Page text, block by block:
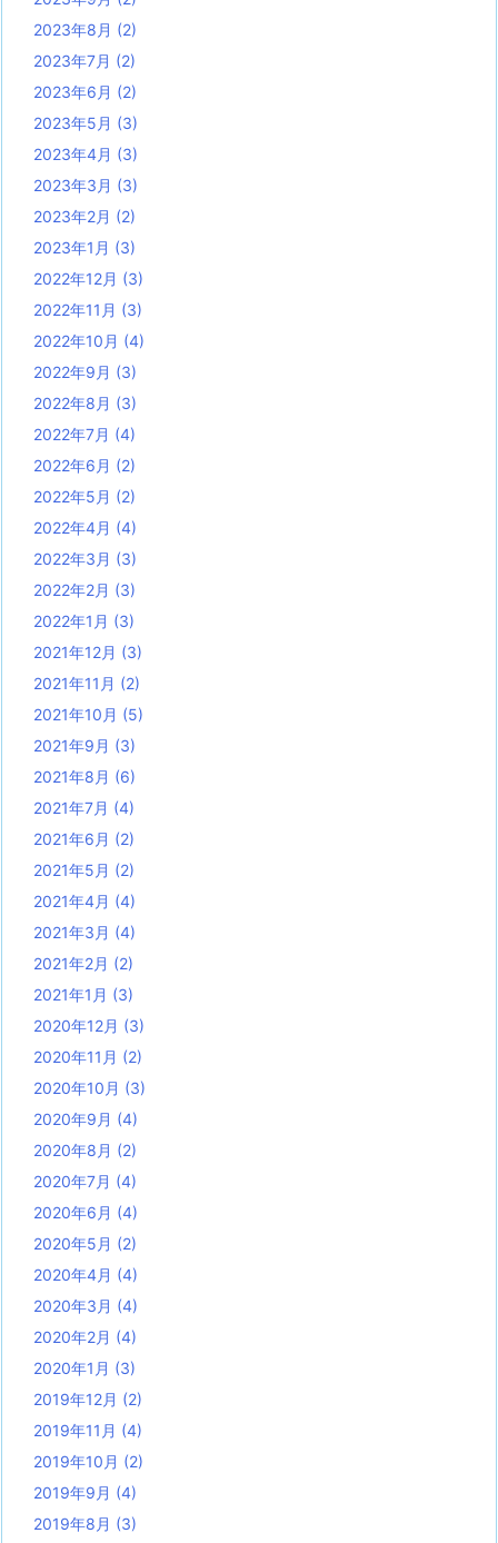
2023年8月 (2)
2023年7月 (2)
2023年6月 (2)
2023年5月 (3)
2023年4月 (3)
2023年3月 (3)
2023年2月 (2)
2023年1月 (3)
2022年12月 (3)
2022年11月 (3)
2022年10月 (4)
2022年9月 (3)
2022年8月 (3)
2022年7月 (4)
2022年6月 (2)
2022年5月 (2)
2022年4月 (4)
2022年3月 (3)
2022年2月 (3)
2022年1月 (3)
2021年12月 (3)
2021年11月 (2)
2021年10月 (5)
2021年9月 (3)
2021年8月 (6)
2021年7月 (4)
2021年6月 (2)
2021年5月 (2)
2021年4月 (4)
2021年3月 (4)
2021年2月 (2)
2021年1月 (3)
2020年12月 (3)
2020年11月 (2)
2020年10月 (3)
2020年9月 (4)
2020年8月 (2)
2020年7月 (4)
2020年6月 (4)
2020年5月 (2)
2020年4月 (4)
2020年3月 (4)
2020年2月 (4)
2020年1月 (3)
2019年12月 (2)
2019年11月 (4)
2019年10月 (2)
2019年9月 (4)
2019年8月 (3)